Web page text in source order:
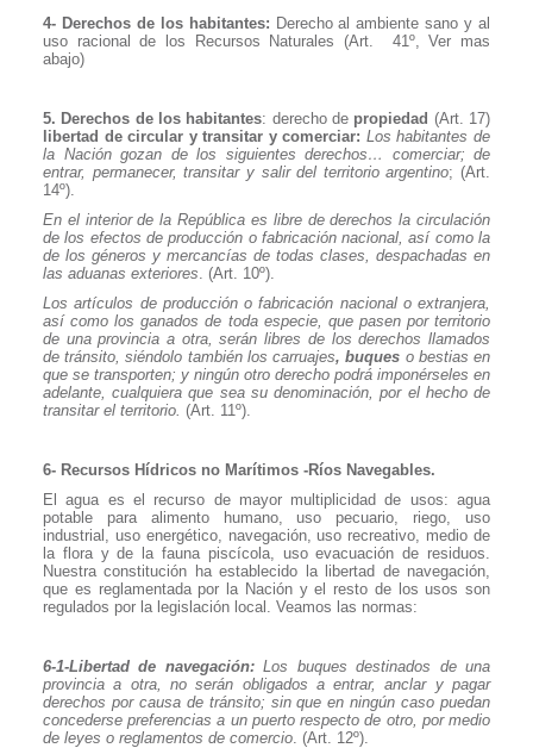
4- Derechos de los habitantes: Derecho al ambiente sano y al
uso racional de los Recursos Naturales (Art.
41º, Ver mas
abajo)
5. Derechos de los habitantes: derecho de propiedad (Art. 17)
libertad de circular y transitar y comerciar: Los habitantes de
la Nación gozan de los siguientes derechos… comerciar; de
entrar, permanecer, transitar y salir del territorio argentino; (Art.
14º).
En el interior de la República es libre de derechos la circulación
de los efectos de producción o fabricación nacional, así como la
de los géneros y mercancías de todas clases, despachadas en
las aduanas exteriores. (Art. 10º).
Los artículos de producción o fabricación nacional o extranjera,
así como los ganados de toda especie, que pasen por territorio
de una provincia a otra, serán libres de los derechos llamados
de tránsito, siéndolo también los carruajes, buques o bestias en
que se transporten; y ningún otro derecho podrá imponérseles en
adelante, cualquiera que sea su denominación, por el hecho de
transitar el territorio. (Art. 11º).
6- Recursos Hídricos no Marítimos -Ríos Navegables.
El agua es el recurso de mayor multiplicidad de usos: agua
potable para alimento humano, uso pecuario, riego, uso
industrial, uso energético, navegación, uso recreativo, medio de
la flora y de la fauna piscícola, uso evacuación de residuos.
Nuestra constitución ha establecido la libertad de navegación,
que es reglamentada por la Nación y el resto de los usos son
regulados por la legislación local. Veamos las normas:
6-1-Libertad de navegación:Los buques destinados de una
provincia a otra, no serán obligados a entrar, anclar y pagar
derechos por causa de tránsito; sin que en ningún caso puedan
concederse preferencias a un puerto respecto de otro, por medio
de leyes o reglamentos de comercio. (Art. 12º).